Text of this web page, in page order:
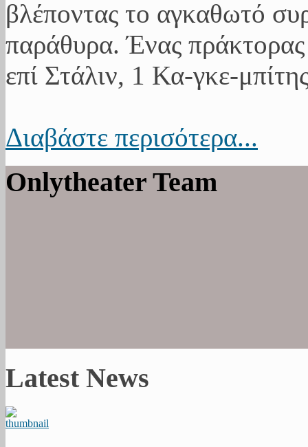
βλέποντας το αγκαθωτό
παράθυρα. Ένας
επί Στάλιν, 1 Κα-γκε-
Διαβάστε περισότερα...
Onlytheater Team
Latest News